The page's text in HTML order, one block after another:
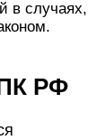
в случаях,
РФ